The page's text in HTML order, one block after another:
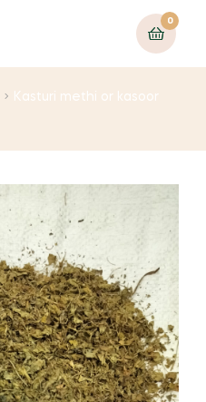
0
Kasturi methi or kasoor